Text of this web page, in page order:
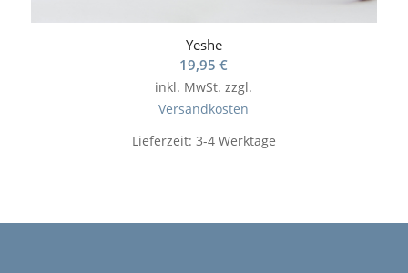
Yeshe
19,95€
inkl. MwSt. zzgl.
Versandkosten
Lieferzeit: 3-4 Werktage